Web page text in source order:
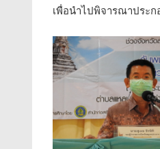
เพื่อนำไปพิจารณาประ